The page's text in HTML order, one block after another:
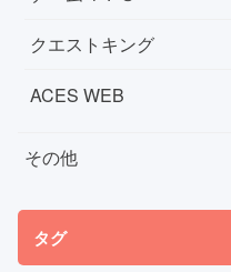
クエストキング
ACES WEB
その他
タグ